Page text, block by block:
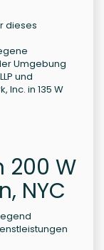
dieses
Umgebung
und
Inc. in 135 W
200 W
NYC